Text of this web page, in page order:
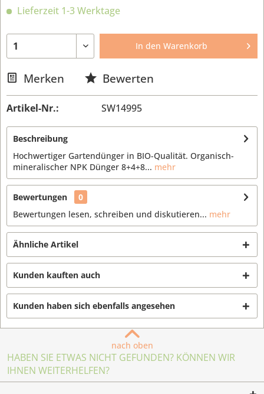
Lieferzeit 1-3 Werktage
In den Warenkorb
Merken Bewerten
Artikel-Nr.: SW14995
Beschreibung
Hochwertiger Gartendünger in BIO-Qualität. Organisch-
mineralischer NPK Dünger 8+4+8... mehr
Bewertungen
0
Bewertungen lesen, schreiben und diskutieren... mehr
Ähnliche Artikel
Kunden kauften auch
Kunden haben sich ebenfalls angesehen
nach oben
HABEN SIE ETWAS NICHT GEFUNDEN? KÖNNEN WIR
IHNEN WEITERHELFEN?